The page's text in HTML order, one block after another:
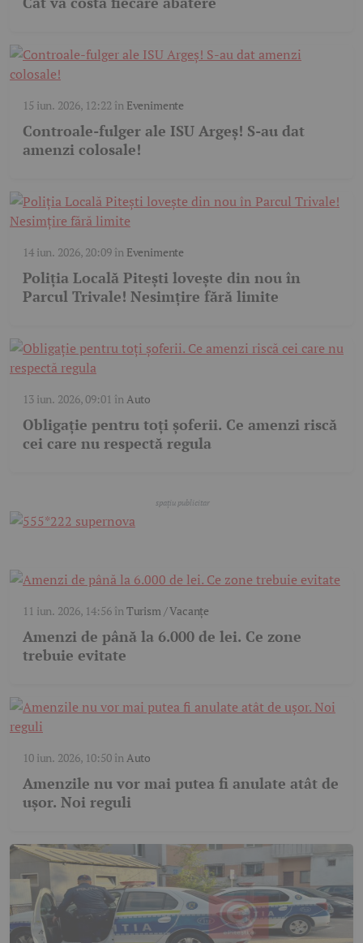
15 iun. 2026, 12:22 în Evenimente
Controale-fulger ale ISU Argeș! S-au dat
amenzi colosale!
14 iun. 2026, 20:09în Evenimente
Poliția Locală Pitești lovește din nou în
Parcul Trivale! Nesimțire fără limite
13 iun. 2026, 09:01 înAuto
Obligație pentru toți șoferii. Ce amenzi riscă
cei care nu respectă regula
11 iun. 2026, 14:56înTurism / Vacanțe
Amenzi de până la 6.000 de lei. Ce zone
trebuie evitate
10 iun. 2026, 10:50înAuto
Amenzile nu vor mai putea fi anulate atât de
ușor. Noi reguli